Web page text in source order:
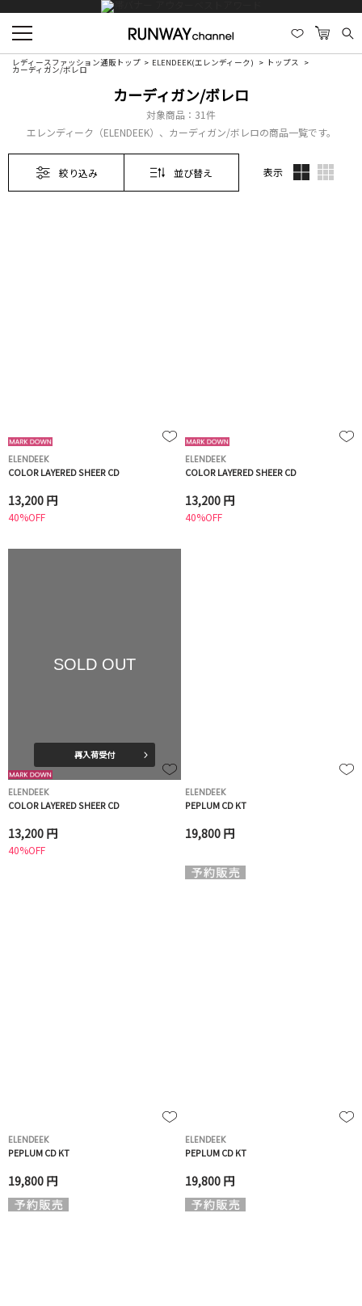
レディースファッション通販トップ ELENDEEK(エレンディーク) トップス
カーディガン/ボレロ
カーディガン/ボレロ
対象商品： 31件
エレンディーク（ELENDEEK）、カーディガン/ボレロの商品一覧です。
絞り込み 並び替え 表示
ELENDEEK
COLOR LAYERED SHEER CD
13,200 円
40%OFF
ELENDEEK
COLOR LAYERED SHEER CD
13,200 円
40%OFF
SOLD OUT
再入荷受付
ELENDEEK
COLOR LAYERED SHEER CD
13,200 円
40%OFF
ELENDEEK
PEPLUM CD KT
19,800 円
ELENDEEK
PEPLUM CD KT
19,800 円
ELENDEEK
PEPLUM CD KT
19,800 円